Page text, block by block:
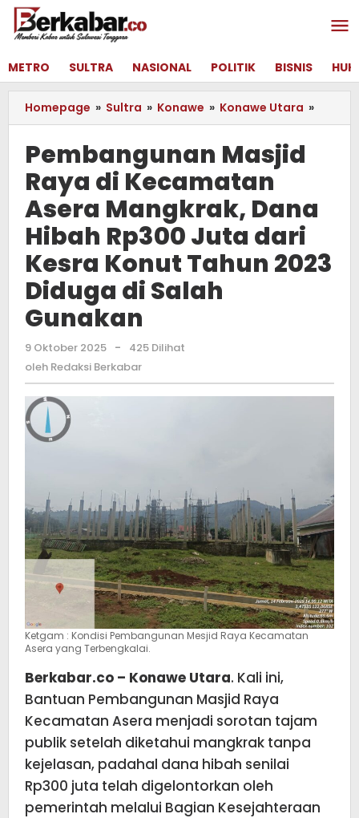
Lewati
konten
METRO
SULTRA NASIONAL POLITIK BISNIS
Homepage » Sultra » Konawe » Konawe Utara »
Masjid
Rp300
Juta
di
Pembangunan Masjid
Raya di Kecamatan
Asera Mangkrak, Dana
Hibah Rp300 Juta dari
Kesra Konut Tahun 2023
Diduga di Salah
Gunakan
9 Oktober 2025 oleh
Redaksi
-
425 Dilihat
oleh Redaksi Berkabar
Ketgam : Kondisi Pembangunan Mesjid Raya Kecamatan
Asera yang Terbengkalai.
Berkabar.co – Konawe Utara. Kali ini,
Bantuan Pembangunan Masjid Raya
Kecamatan Asera menjadi sorotan tajam
publik setelah diketahui mangkrak tanpa
kejelasan, padahal dana hibah senilai
Rp300 juta telah digelontorkan oleh
pemerintah melalui Bagian Kesejahteraan